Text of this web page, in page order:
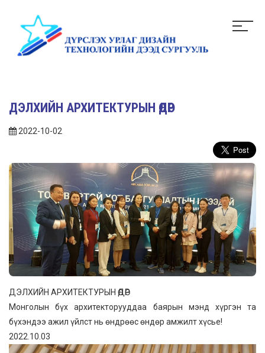
ДЭЛХИЙН АРХИТЕКТУРЫН ӨДӨР
2022-10-02
ДЭЛХИЙН АРХИТЕКТУРЫН ӨДӨР
Монголын бүх архитекторууддаа баярын мэнд хүргэн та
бүхэндээ ажил үйлст нь өндрөөс өндөр амжилт хүсье!
2022.10.03